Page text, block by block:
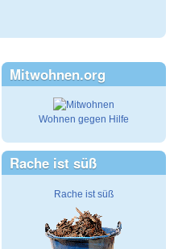
Mitwohnen.org
Wohnen gegen Hilfe
Rache ist süß
Rache ist süß